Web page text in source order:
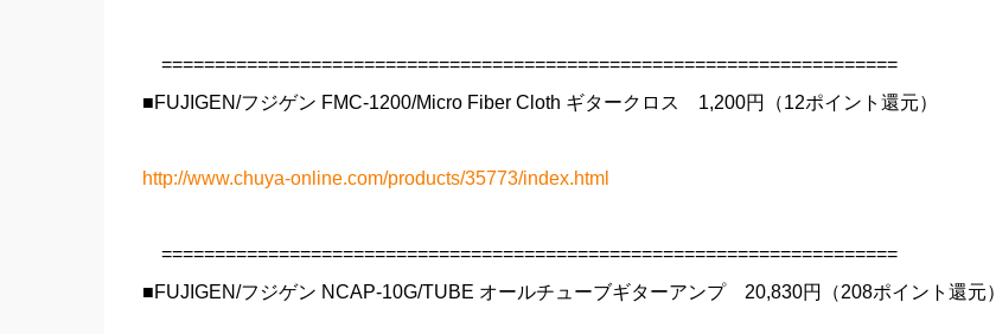
=====================================================================
■FUJIGEN/フジゲン FMC-1200/Micro Fiber Cloth ギタークロス 1,200円（12ポイント還元）
http://www.chuya-online.com/products/35773/index.html
=====================================================================
■FUJIGEN/フジゲン NCAP-10G/TUBE オールチューブギターアンプ 20,830円（208ポイント還元）